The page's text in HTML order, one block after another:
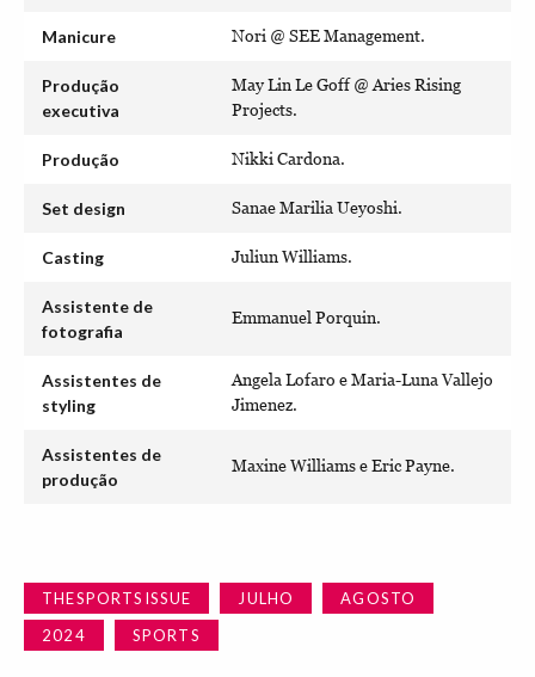
Manicure Nori @ SEE Management.
Produção
executiva
May Lin Le Goff @ Aries Rising
Projects.
Produção Nikki Cardona.
Set design Sanae Marilia Ueyoshi.
Casting Juliun Williams.
Assistente de
fotografia
Emmanuel Porquin.
Assistentes de
styling
Angela Lofaro e Maria-Luna Vallejo
Jimenez.
Assistentes de
produção
Maxine Williams e Eric Payne.
THESPORTSISSUE JULHO
AGOSTO
2024
SPORTS